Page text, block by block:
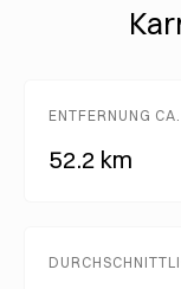
ENTFERNUNG CA.
52.2 km